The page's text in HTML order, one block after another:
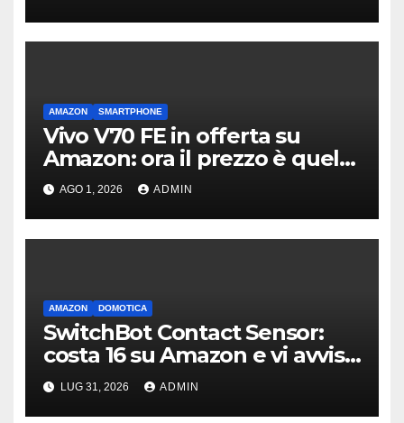
AMAZON SMARTPHONE
Vivo V70 FE in offerta su
Amazon: ora il prezzo è quello
giusto?
AGO 1, 2026 ADMIN
AMAZON DOMOTICA
SwitchBot Contact Sensor:
costa 16 su Amazon e vi avvisa
se qualcuno apre porte o
finestre
LUG 31, 2026 ADMIN